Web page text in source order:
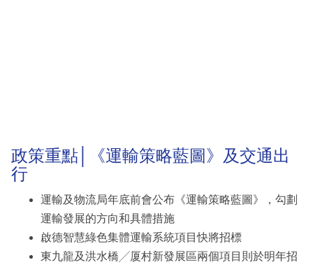
政策重點│《運輸策略藍圖》及交通出
行
運輸及物流局年底前會公布《運輸策略藍圖》，勾劃
運輸發展的方向和具體措施
啟德智慧綠色集體運輸系統項目快將招標
東九龍及洪水橋╱厦村新發展區兩個項目則於明年招